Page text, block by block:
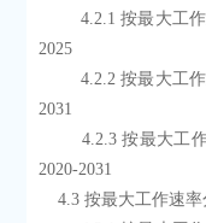
2025
2031
2020-2031
4.3 按最大工